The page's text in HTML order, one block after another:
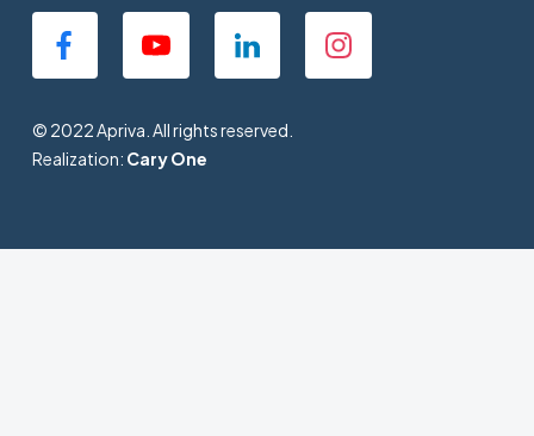
© 2022 Apriva. All rights reserved.
Realization: Cary One